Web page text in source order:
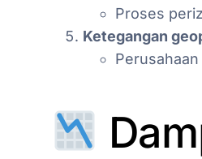
Proses
Ketegangan